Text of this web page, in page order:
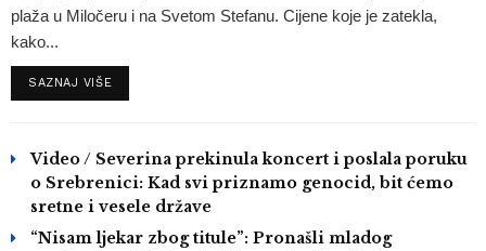
plaža u Miločeru i na Svetom Stefanu. Cijene koje je zatekla,
kako...
SAZNAJ VIŠE
Video / Severina prekinula koncert i poslala poruku
o Srebrenici: Kad svi priznamo genocid, bit ćemo
sretne i vesele države
“Nisam ljekar zbog titule”: Pronašli mladog